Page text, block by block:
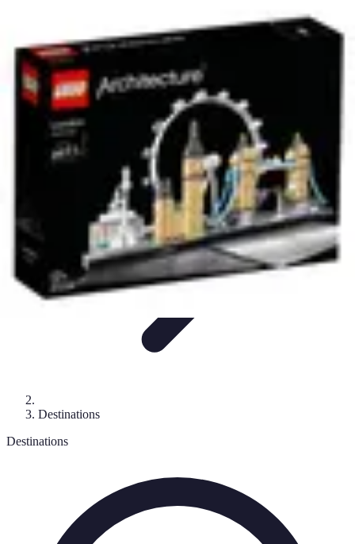
Villes à découvrirVoyages
RomantiquesVoyages et Découvertes
Belles Villes Monde
Destinations
Destinations